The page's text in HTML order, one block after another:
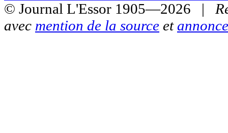
© Journal L'Essor 1905—2026 |
avec mention de la source et